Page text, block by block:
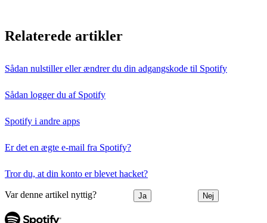
Relaterede artikler
Sådan nulstiller eller ændrer du din adgangskode til Spotify
Sådan logger du af Spotify
Spotify i andre apps
Er det en ægte e-mail fra Spotify?
Tror du, at din konto er blevet hacket?
Var denne artikel nyttig? Ja Nej